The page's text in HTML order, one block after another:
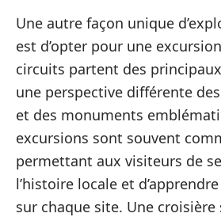
Une autre façon unique
est d’opter pour une
circuits partent des
une perspective différente
et des monuments
excursions sont souvent
permettant aux visiteurs de
l’histoire locale et
sur chaque site. Une croisière